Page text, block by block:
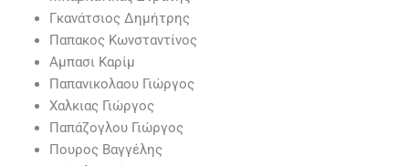
Γκανάτσιος Δημήτρης
Παπακος Κωνσταντίνος
Αμπασι Καρίμ
Παπανικολαου Γιώργος
Χαλκιας Γιώργος
Παπάζογλου Γιώργος
Πουρος Βαγγέλης